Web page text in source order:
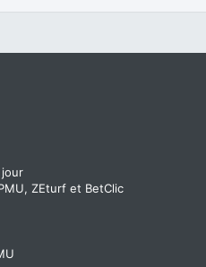
ZEturf et BetClic